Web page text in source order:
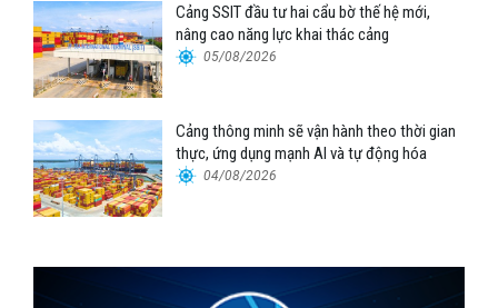
Cảng SSIT đầu tư hai cẩu bờ thế hệ mới,
nâng cao năng lực khai thác cảng
05/08/2026
Cảng thông minh sẽ vận hành theo thời gian
thực, ứng dụng mạnh AI và tự động hóa
04/08/2026